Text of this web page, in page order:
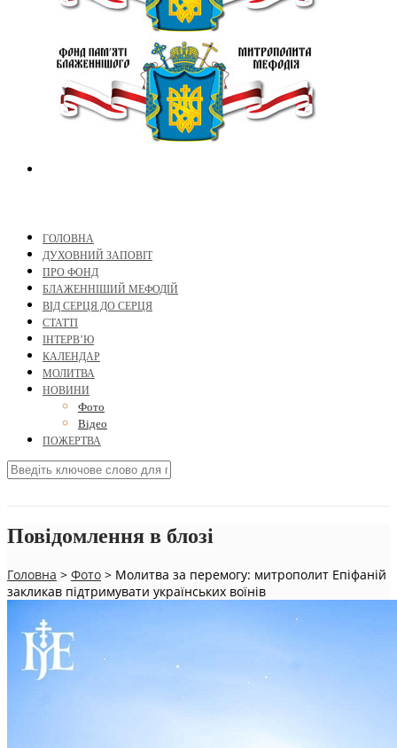
ГОЛОВНА
ДУХОВНИЙ ЗАПОВІТ
ПРО ФОНД
БЛАЖЕННІШИЙ МЕФОДІЙ
ВІД СЕРЦЯ ДО СЕРЦЯ
СТАТТІ
ІНТЕРВ’Ю
КАЛЕНДАР
МОЛИТВА
НОВИНИ
Фото
Відео
ПОЖЕРТВА
Повідомлення в блозі
Головна > Фото > Молитва за перемогу: митрополит Епіфаній
закликав підтримувати українських воїнів